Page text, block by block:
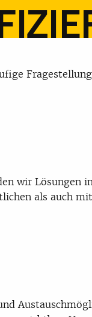
wir Lösungen
als auch